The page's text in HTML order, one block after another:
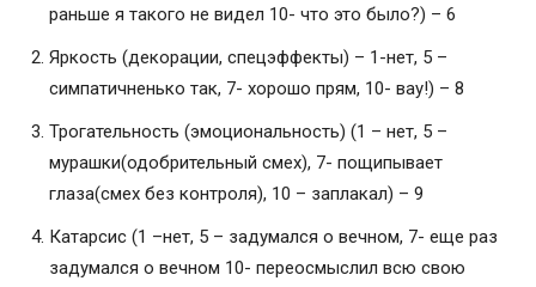
раньше я такого не видел 10- что это было?) – 6
Яркость (декорации, спецэффекты) – 1-нет, 5 –
симпатичненько так, 7- хорошо прям, 10- вау!) – 8
Трогательность (эмоциональность) (1 – нет, 5 –
мурашки(одобрительный смех), 7- пощипывает
глаза(смех без контроля), 10 – заплакал) – 9
Катарсис (1 –нет, 5 – задумался о вечном, 7- еще раз
задумался о вечном 10- переосмыслил всю свою